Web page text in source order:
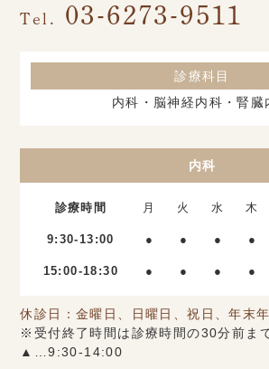
Tel. 03-6273-9511
診療科目
内科・脳神経内科・腎臓
内科
診療時間 月 火 水 木
9:30-13:00 ● ● ● ●
15:00-18:30 ● ● ● ●
休診日：金曜日、日曜日、祝日、年末
※受付終了時間は診療時間の30分前ま
▲…9:30-14:00